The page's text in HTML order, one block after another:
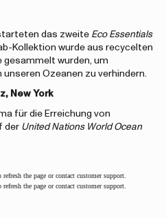
das zweite Eco Essentials
Kollektion wurde aus recycelten
gesammelt wurden, um
Ozeanen zu verhindern.
New York
für die Erreichung von
der United Nations World Ocean
the page or contact customer support.
the page or contact customer support.